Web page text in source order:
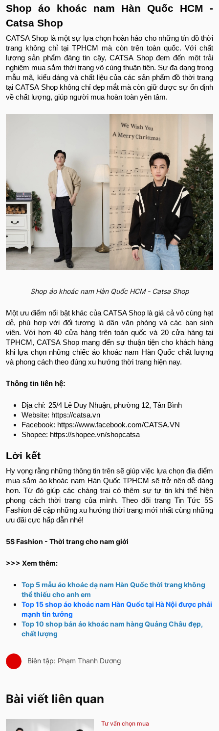
Shop áo khoác nam Hàn Quốc HCM -
Catsa Shop
CATSA Shop là một sự lựa chọn hoàn hảo cho những tín đồ thời
trang không chỉ tại TPHCM mà còn trên toàn quốc. Với chất
lượng sản phẩm đáng tin cậy, CATSA Shop đem đến một trải
nghiệm mua sắm thời trang vô cùng thuận tiện. Sự đa dạng trong
mẫu mã, kiểu dáng và chất liệu của các sản phẩm đồ thời trang
tại CATSA Shop không chỉ đẹp mắt mà còn giữ được sự ổn định
về chất lượng, giúp người mua hoàn toàn yên tâm.
Shop áo khoác nam Hàn Quốc HCM - Catsa Shop
Một ưu điểm nổi bật khác của CATSA Shop là giá cả vô cùng hạt
dẻ, phù hợp với đối tượng là dân văn phòng và các bạn sinh
viên.Với hơn 40 cửa hàng trên toàn quốc và 20 cửa hàng tại
TPHCM, CATSA Shop mang đến sự thuận tiện cho khách hàng
khi lựa chọn những chiếc áo khoác nam Hàn Quốc chất lượng
và phong cách theo đúng xu hướng thời trang hiện nay.
Thông tin liên hệ:
Địa chỉ: 25/4 Lê Duy Nhuận, phường 12, Tân Bình
Website: https://catsa.vn
Facebook: https://www.facebook.com/CATSA.VN
Shopee: https://shopee.vn/shopcatsa
Lời kết
Hy vọng rằng những thông tin trên sẽ giúp việc lựa chọn địa điểm
mua sắm áo khoác nam Hàn Quốc TPHCM sẽ trở nên dễ dàng
hơn. Từ đó giúp các chàng trai có thêm sự tự tin khi thể hiện
phong cách thời trang của mình. Theo dõi trang Tin Tức 5S
Fashion để cập những xu hướng thời trang mới nhất cùng những
ưu đãi cực hấp dẫn nhé!
5S Fashion - Thời trang cho nam giới
>>> Xem thêm:
Top 5 mẫu áo khoác dạ nam Hàn Quốc thời trang không
thể thiếu cho anh em
Top 15 shop áo khoác nam Hàn Quốc tại Hà Nội được phái
mạnh tin tưởng
Top 10 shop bán áo khoác nam hàng Quảng Châu đẹp,
chất lượng
Biên tập: Phạm Thanh Dương
Bài viết liên quan
Tư vấn chọn mua